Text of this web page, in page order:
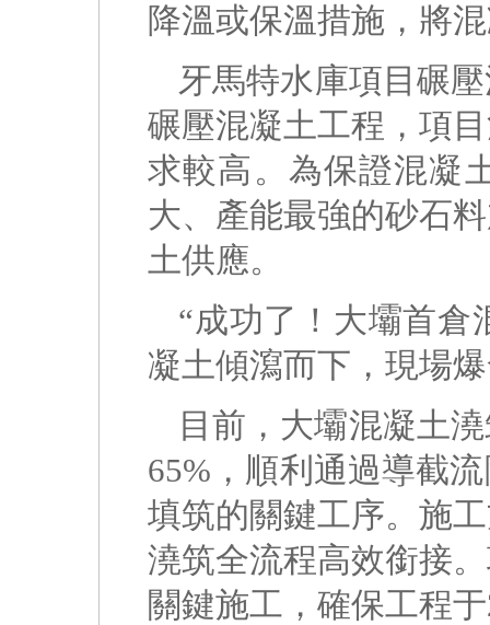
降溫或保溫措施，將
牙馬特水庫項目碾
碾壓混凝土工程，項
求較高。為保證混凝
大、產能最強的砂石
土供應。
“成功了！大壩首倉
凝土傾瀉而下，現場
目前，大壩混凝土
65%，順利通過導截
填筑的關鍵工序。施
澆筑全流程高效銜接
關鍵施工，確保工程